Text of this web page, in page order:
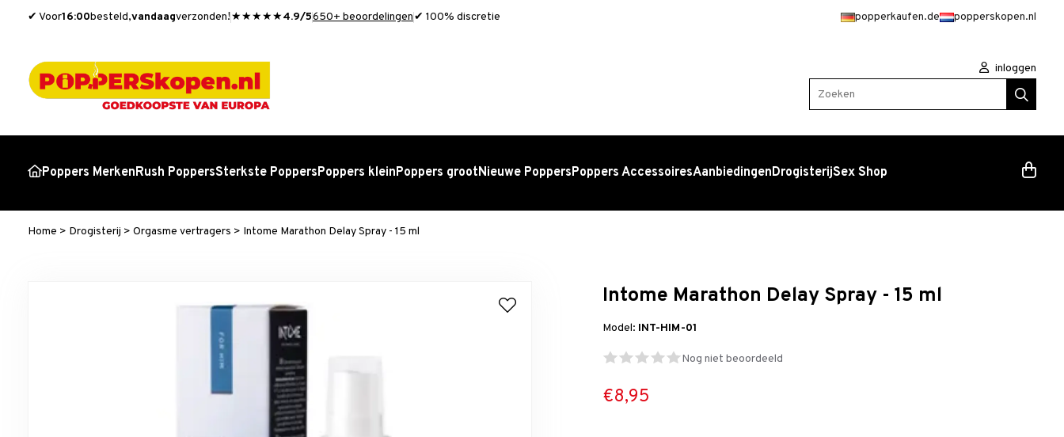
✔ Voor16:00besteld,vandaagverzonden!★★★★★4.9/5650+ beoordelingen✔ 100% discretie popperkaufen.de popperskopen.nl
inloggen
Zoeken
Poppers MerkenRush PoppersSterkste PoppersPoppers kleinPoppers grootNieuwe PoppersPoppers AccessoiresAanbiedingenDrogisterijSex Shop
Home > Drogisterij > Orgasme vertragers > Intome Marathon Delay Spray - 15 ml
Intome Marathon Delay Spray - 15 ml
Model: INT-HIM-01
Nog niet beoordeeld
€8,95